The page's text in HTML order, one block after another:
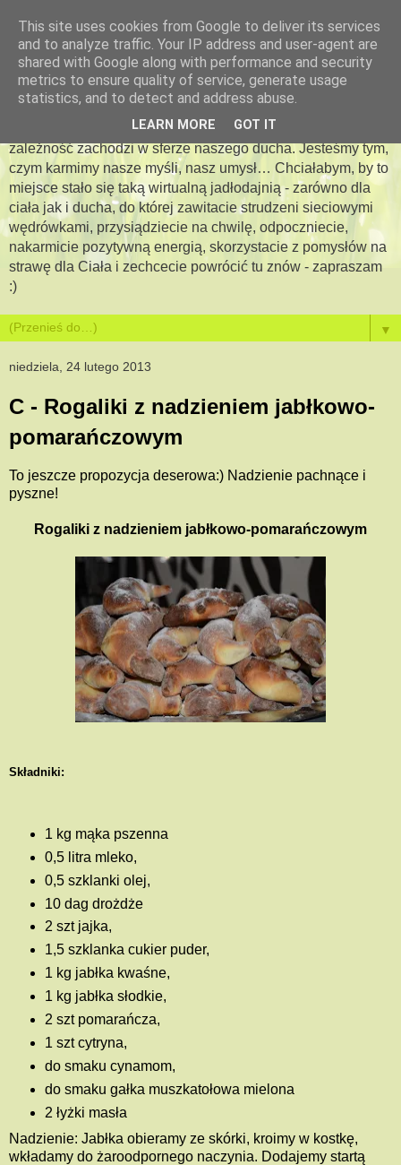
Apetyt na więcej -
jadłodajnia dla duszy i ciała
Bo jesteś tym, co jesz…. Pewna jestem, że podobna
zależność zachodzi w sferze naszego ducha. Jesteśmy tym,
czym karmimy nasze myśli, nasz umysł… Chciałabym, by to
miejsce stało się taką wirtualną jadłodajnią - zarówno dla
ciała jak i ducha, do której zawitacie strudzeni sieciowymi
wędrówkami, przysiądziecie na chwilę, odpoczniecie,
nakarmicie pozytywną energią, skorzystacie z pomysłów na
strawę dla Ciała i zechcecie powrócić tu znów - zapraszam
:)
▼
niedziela, 24 lutego 2013
C - Rogaliki z nadzieniem jabłkowo-
pomarańczowym
To jeszcze propozycja deserowa:) Nadzienie pachnące i
pyszne!
Rogaliki z nadzieniem jabłkowo-pomarańczowym
Składniki:
1 kg mąka pszenna
0,5 litra mleko,
0,5 szklanki olej,
10 dag drożdże
2 szt jajka,
1,5 szklanka cukier puder,
1 kg jabłka kwaśne,
1 kg jabłka słodkie,
2 szt pomarańcza,
1 szt cytryna,
do smaku cynamom,
do smaku gałka muszkatołowa mielona
2 łyżki masła
Nadzienie: Jabłka obieramy ze skórki, kroimy w kostkę,
wkładamy do żaroodpornego naczynia. Dodajemy startą
This site uses cookies from Google to deliver its services
and to analyze traffic. Your IP address and user-agent are
shared with Google along with performance and security
metrics to ensure quality of service, generate usage
statistics, and to detect and address abuse.
LEARN MORE GOT IT